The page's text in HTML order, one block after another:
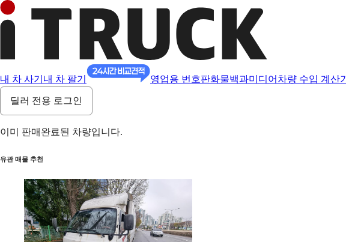
내 차 사기 내 차 팔기 영업용 번호판화물백과미디어 차량 수입 계산기
딜러 전용 로그인
이미 판매완료된 차량입니다.
유관 매물 추천